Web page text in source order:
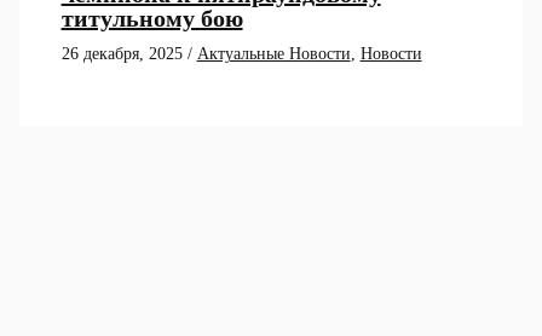
титульному бою
26 декабря, 2025 / Актуальные Новости, Новости